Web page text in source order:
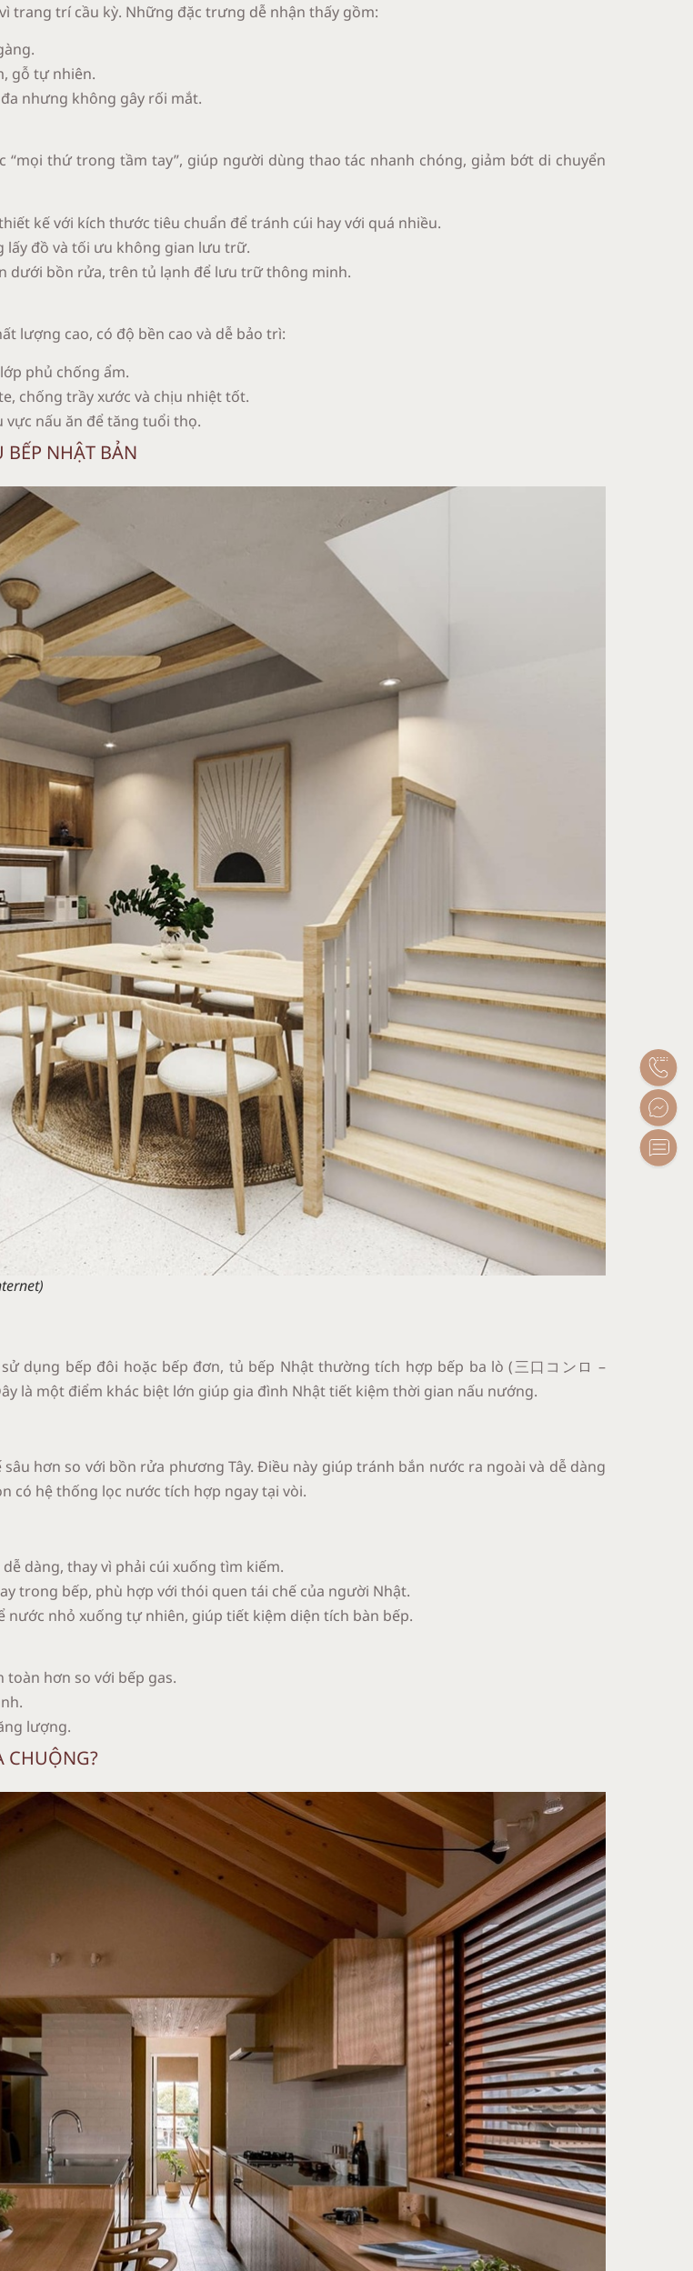
trang trí cầu kỳ. Những đặc trưng dễ nhận thấy gồm:
gỗ tự nhiên.
nhưng không gây rối mắt.
thứ trong tầm tay”, giúp người dùng thao tác nhanh chóng, giảm bớt di chuyển
kế với kích thước tiêu chuẩn để tránh cúi hay với quá nhiều.
lấy đồ và tối ưu không gian lưu trữ.
dưới bồn rửa, trên tủ lạnh để lưu trữ thông minh.
lượng cao, có độ bền cao và dễ bảo trì:
phủ chống ẩm.
chống trầy xước và chịu nhiệt tốt.
vực nấu ăn để tăng tuổi thọ.
NHẬT BẢN
dụng bếp đôi hoặc bếp đơn, tủ bếp Nhật thường tích hợp bếp ba lò (三口コンロ –
là một điểm khác biệt lớn giúp gia đình Nhật tiết kiệm thời gian nấu nướng.
hơn so với bồn rửa phương Tây. Điều này giúp tránh bắn nước ra ngoài và dễ dàng
có hệ thống lọc nước tích hợp ngay tại vòi.
dàng, thay vì phải cúi xuống tìm kiếm.
trong bếp, phù hợp với thói quen tái chế của người Nhật.
nhỏ xuống tự nhiên, giúp tiết kiệm diện tích bàn bếp.
toàn hơn so với bếp gas.
lượng.
CHUỘNG?